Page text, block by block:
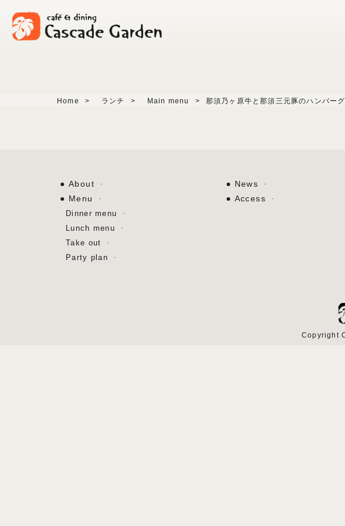
Home > ランチ > Main menu > 那須乃ヶ原牛と那須三元豚のハンバー
About
Menu
Dinner menu
Lunch menu
Take out
Party plan
News
Access
Copyright